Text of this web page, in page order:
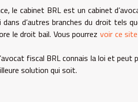
le cabinet BRL est un cabinet
d’autres branches du droit tels
le droit bail. Vous pourrez voir ce site
fiscal BRL connais la loi et peut
solution qui soit.